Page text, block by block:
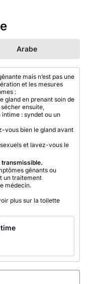
Arabe
mais n’est pas une
et les mesures
:
gland en prenant soin de
ensuite,
: syndet ou un
vous bien le gland avant
et lavez-vous le
transmissible.
gênants ou
un traitement
médecin.
plus sur la toilette